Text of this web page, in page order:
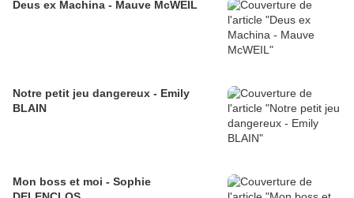
Deus ex Machina - Mauve McWEIL
Notre petit jeu dangereux - Emily
BLAIN
Mon boss et moi - Sophie